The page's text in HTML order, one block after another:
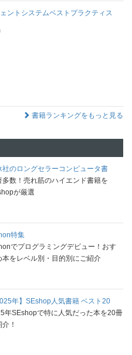
ントシステムベストプラクティス
書籍ランキングをもっと見る
社のロングセラーコンピュータ書
多数！売れ筋のハイエンド書籍を
が厳選
特集
でプログラミングデビュー！おす
本をレベル別・目的別にご紹介
年】SEshop人気書籍 ベスト20
年SEshopで特に人気だった本を20冊
！